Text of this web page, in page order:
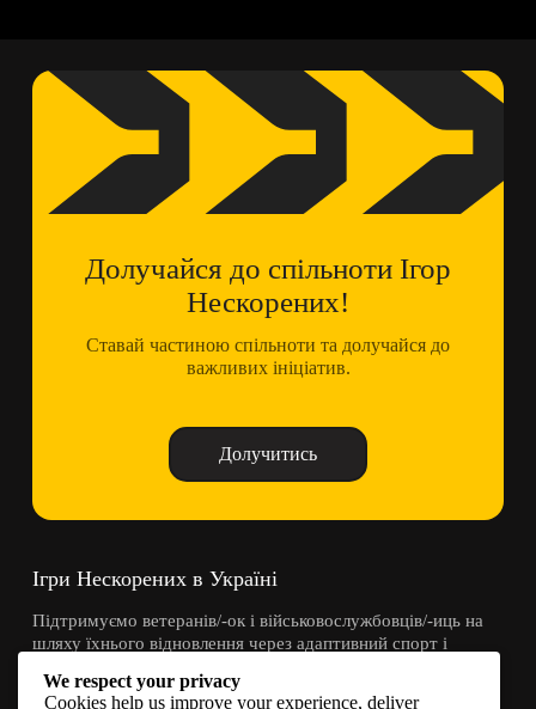
Долучайся до спільноти Ігор
Нескорених!
Ставай частиною спільноти та долучайся до
важливих ініціатив.
Долучитись
Ігри Нескорених в Україні
Підтримуємо ветеранів/-ок і військовослужбовців/-иць на
шляху їхнього відновлення через адаптивний спорт і
We respect your privacy
Cookies help us improve your experience, deliver